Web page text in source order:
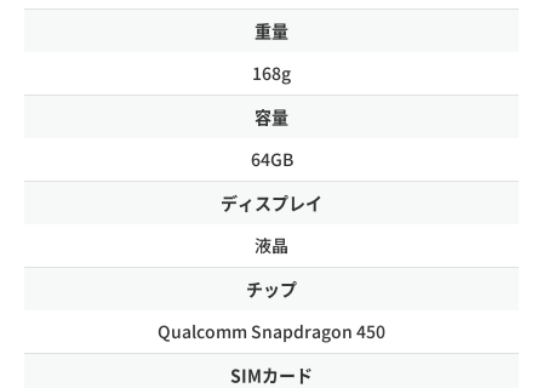
重量
168g
容量
64GB
ディスプレイ
液晶
チップ
Qualcomm Snapdragon 450
SIMカード